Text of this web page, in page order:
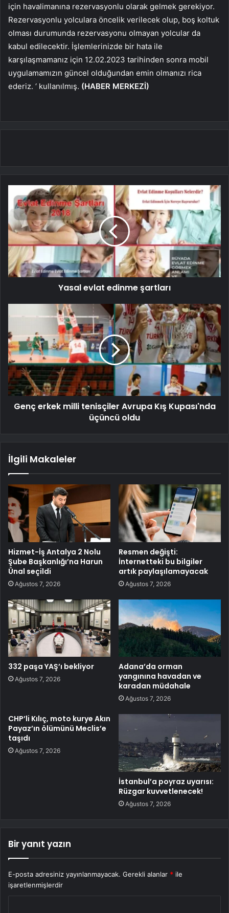
için havalimanına rezervasyonlu olarak gelmek gerekiyor.
Rezervasyonlu yolculara öncelik verilecek olup, boş koltuk
olması durumunda rezervasyonu olmayan yolcular da
kabul edilecektir. İşlemlerinizde bir hata ile
karşılaşmamanız için 12.02.2023 tarihinden sonra mobil
uygulamamızın güncel olduğundan emin olmanızı rica
ederiz. ‘ kullanılmış. (HABER MERKEZİ)
Yasal evlat edinme şartları
Genç erkek milli tenisçiler Avrupa Kış Kupası'nda
üçüncü oldu
İlgili Makaleler
Hizmet-İş Antalya 2 Nolu
Şube Başkanlığı’na Harun
Ünal seçildi
Ağustos 7, 2026
Resmen değişti:
İnternetteki bu bilgiler
artık paylaşılamayacak
Ağustos 7, 2026
332 paşa YAŞ’ı bekliyor
Ağustos 7, 2026
Adana’da orman
yangınına havadan ve
karadan müdahale
Ağustos 7, 2026
CHP’li Kılıç, moto kurye Akın
Payaz’ın ölümünü Meclis’e
taşıdı
Ağustos 7, 2026
İstanbul’a poyraz uyarısı:
Rüzgar kuvvetlenecek!
Ağustos 7, 2026
Bir yanıt yazın
E-posta adresiniz yayınlanmayacak. Gerekli alanlar * ile
işaretlenmişlerdir